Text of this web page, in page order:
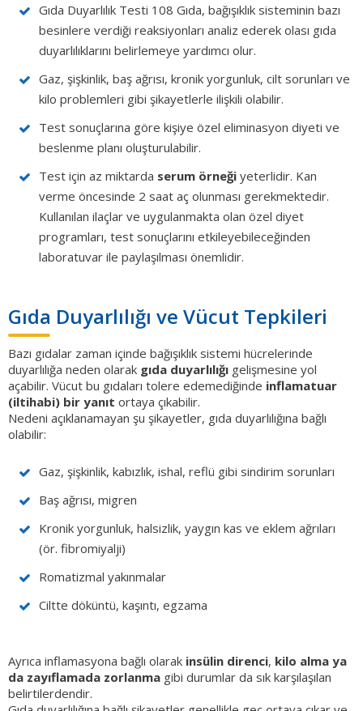
Gıda Duyarlılık Testi 108 Gıda, bağışıklık sisteminin bazı
besinlere verdiği reaksiyonları analiz ederek olası gıda
duyarlılıklarını belirlemeye yardımcı olur.
Gaz, şişkinlik, baş ağrısı, kronik yorgunluk, cilt sorunları ve
kilo problemleri gibi şikayetlerle ilişkili olabilir.
Test sonuçlarına göre kişiye özel eliminasyon diyeti ve
beslenme planı oluşturulabilir.
Test için az miktarda serum örneğiyeterlidir. Kan
verme öncesinde 2 saat aç olunması gerekmektedir.
Kullanılan ilaçlar ve uygulanmakta olan özel diyet
programları, test sonuçlarını etkileyebileceğinden
laboratuvar ile paylaşılması önemlidir.
Gıda Duyarlılığı ve Vücut Tepkileri
Bazı gıdalar zaman içinde bağışıklık sistemi hücrelerinde
duyarlılığa neden olarak gıda duyarlılığı gelişmesine yol
açabilir. Vücut bu gıdaları tolere edemediğinde inflamatuar
(iltihabi) bir yanıt ortaya çıkabilir.
Nedeni açıklanamayan şu şikayetler, gıda duyarlılığına bağlı
olabilir:
Gaz, şişkinlik, kabızlık, ishal, reflü gibi sindirim sorunları
Baş ağrısı, migren
Kronik yorgunluk, halsizlik, yaygın kas ve eklem ağrıları
(ör. fibromiyalji)
Romatizmal yakınmalar
Ciltte döküntü, kaşıntı, egzama
Ayrıca inflamasyona bağlı olarak insülin direnci, kilo alma ya
da zayıflamada zorlanmagibi durumlar da sık karşılaşılan
belirtilerdendir.